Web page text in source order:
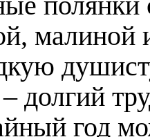
малиной
долгий
год